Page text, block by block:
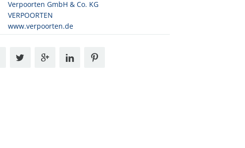
Verpoorten GmbH & Co. KG
VERPOORTEN
www.verpoorten.de